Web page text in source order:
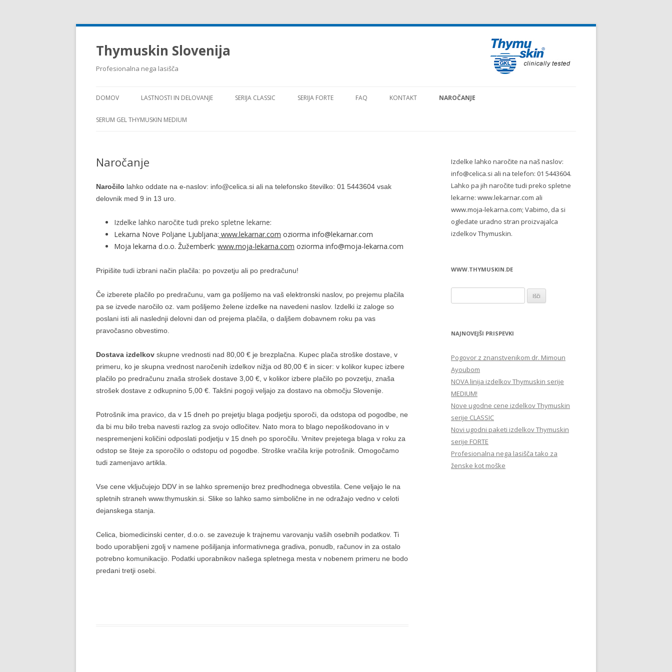
Thymuskin Slovenija
Profesionalna nega lasišča
DOMOV LASTNOSTI IN DELOVANJE SERIJA CLASSIC SERIJA FORTE FAQ KONTAKT NAROČANJE
SERUM GEL THYMUSKIN MEDIUM
Naročanje
Naročilo lahko oddate na e-naslov: info@celica.si ali na telefonsko številko: 01 5443604 vsak
delovnik med 9 in 13 uro.
Izdelke lahko naročite tudi preko spletne lekarne:
Lekarna Nove Poljane Ljubljana: www.lekarnar.com oziorma info@lekarnar.com
Moja lekarna d.o.o. Žužemberk: www.moja-lekarna.com oziorma info@moja-lekarna.com
Pripišite tudi izbrani način plačila: po povzetju ali po predračunu!
Če izberete plačilo po predračunu, vam ga pošljemo na vaš elektronski naslov, po prejemu plačila
pa se izvede naročilo oz. vam pošljemo želene izdelke na navedeni naslov. Izdelki iz zaloge so
poslani isti ali naslednji delovni dan od prejema plačila, o daljšem dobavnem roku pa vas
pravočasno obvestimo.
Dostava izdelkov skupne vrednosti nad 80,00 € je brezplačna. Kupec plača stroške dostave, v
primeru, ko je skupna vrednost naročenih izdelkov nižja od 80,00 € in sicer: v kolikor kupec izbere
plačilo po predračunu znaša strošek dostave 3,00 €, v kolikor izbere plačilo po povzetju, znaša
strošek dostave z odkupnino 5,00 €. Takšni pogoji veljajo za dostavo na območju Slovenije.
Potrošnik ima pravico, da v 15 dneh po prejetju blaga podjetju sporoči, da odstopa od pogodbe, ne
da bi mu bilo treba navesti razlog za svojo odločitev. Nato mora to blago nepoškodovano in v
nespremenjeni količini odposlati podjetju v 15 dneh po sporočilu. Vrnitev prejetega blaga v roku za
odstop se šteje za sporočilo o odstopu od pogodbe. Stroške vračila krije potrošnik. Omogočamo
tudi zamenjavo artikla.
Vse cene vključujejo DDV in se lahko spremenijo brez predhodnega obvestila. Cene veljajo le na
spletnih straneh www.thymuskin.si. Slike so lahko samo simbolične in ne odražajo vedno v celoti
dejanskega stanja.
Celica, biomedicinski center, d.o.o. se zavezuje k trajnemu varovanju vaših osebnih podatkov. Ti
bodo uporabljeni zgolj v namene pošiljanja informativnega gradiva, ponudb, računov in za ostalo
potrebno komunikacijo. Podatki uporabnikov našega spletnega mesta v nobenem primeru ne bodo
predani tretji osebi.
Izdelke lahko naročite na naš naslov:
info@celica.si ali na telefon: 01 5443604.
Lahko pa jih naročite tudi preko spletne
lekarne: www.lekarnar.com ali
www.moja-lekarna.com; Vabimo, da si
ogledate uradno stran proizvajalca
izdelkov Thymuskin.
WWW.THYMUSKIN.DE
NAJNOVEJŠI PRISPEVKI
Pogovor z znanstvenikom dr. Mimoun
Ayoubom
NOVA linija izdelkov Thymuskin serije
MEDIUM!
Nove ugodne cene izdelkov Thymuskin
serije CLASSIC
Novi ugodni paketi izdelkov Thymuskin
serije FORTE
Profesionalna nega lasišča tako za
ženske kot moške